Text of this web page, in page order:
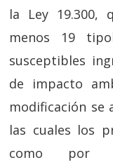
la Ley 19.300,
menos 19
susceptibles
de impacto
modificación se
las cuales los
como por